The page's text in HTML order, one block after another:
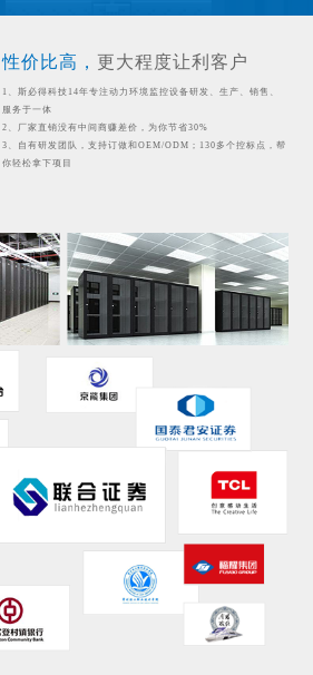
性价比高， 更大程度让利客户
1、斯必得科技14年专注动力环境监控设备研发、生产、销售、
服务于一体
2、厂家直销没有中间商赚差价，为你节省30%
3、自有研发团队，支持订做和OEM/ODM；130多个控标点，帮
你轻松拿下项目